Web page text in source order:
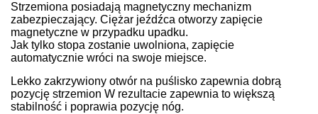
Strzemiona posiadają magnetyczny mechanizm
zabezpieczający. Ciężar jeźdźca otworzy zapięcie
magnetyczne w przypadku upadku.
Jak tylko stopa zostanie uwolniona, zapięcie
automatycznie wróci na swoje miejsce.
Lekko zakrzywiony otwór na puślisko zapewnia dobrą
pozycję strzemion W rezultacie zapewnia to większą
stabilność i poprawia pozycję nóg.